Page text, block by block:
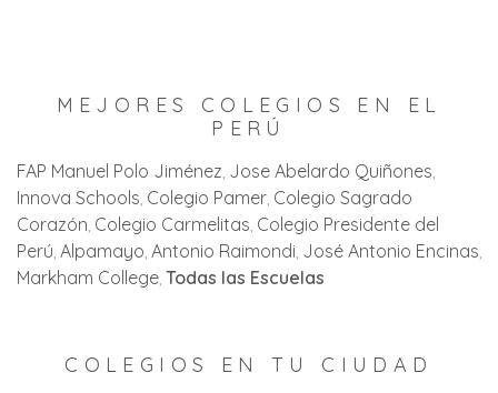
MEJORES COLEGIOS EN EL
PERÚ
FAP Manuel Polo Jiménez Jose Abelardo Quiñones
Innova Schools Colegio Pamer Colegio Sagrado
Corazón Colegio Carmelitas Colegio Presidente del
Perú Alpamayo Antonio Raimondi José Antonio Encinas
Markham College Todas las Escuelas
COLEGIOS EN TU CIUDAD